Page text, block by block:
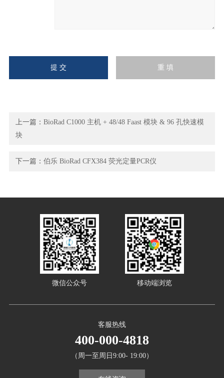
上一篇：BioRad C1000 主机 + 48/48 Faast 模块 & 96 孔快速模
块
下一篇：伯乐 BioRad CFX384 荧光定量PCR仪
客服热线
400-000-4818
（周一至周日9:00- 19:00）
微信公众号 移动端浏览